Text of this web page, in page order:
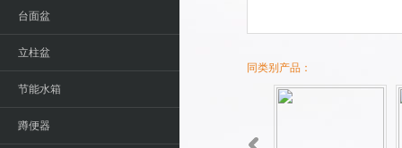
台面盆
立柱盆
节能水箱
蹲便器
同类别产品：